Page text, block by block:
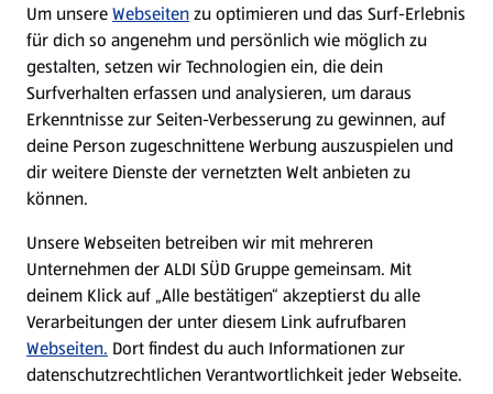
WhatsApp
Über ALDI SÜD
Filialen
Nachhaltigkeit
Karriere
Um unsereWebseitenzu optimieren und das Surf-Erlebnis
für dich so angenehm und persönlich wie möglich zu
gestalten, setzen wir Technologien ein, die dein
Surfverhalten erfassen und analysieren, um daraus
Erkenntnisse zur Seiten-Verbesserung zu gewinnen, auf
deine Person zugeschnittene Werbung auszuspielen und
dir weitere Dienste der vernetzten Welt anbieten zu
können.
Unsere Webseiten betreiben wir mit mehreren
Unternehmen der ALDI SÜD Gruppe gemeinsam. Mit
deinem Klick auf „Alle bestätigen“ akzeptierst du alle
Verarbeitungen der unter diesem Link aufrufbaren
Webseiten. Dort findest du auch Informationen zur
datenschutzrechtlichen Verantwortlichkeit jeder Webseite.